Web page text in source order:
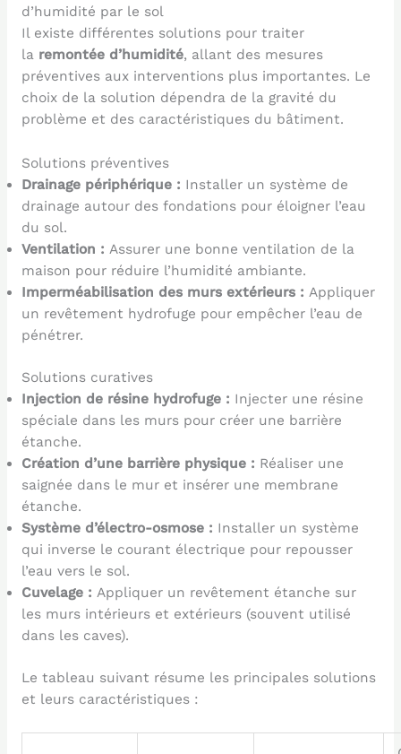
d’humidité par le sol
Il existe différentes solutions pour traiter
la remontée d’humidité, allant des mesures
préventives aux interventions plus importantes. Le
choix de la solution dépendra de la gravité du
problème et des caractéristiques du bâtiment.
Solutions préventives
Drainage périphérique : Installer un système de
drainage autour des fondations pour éloigner l’eau
du sol.
Ventilation : Assurer une bonne ventilation de la
maison pour réduire l’humidité ambiante.
Imperméabilisation des murs extérieurs : Appliquer
un revêtement hydrofuge pour empêcher l’eau de
pénétrer.
Solutions curatives
Injection de résine hydrofuge : Injecter une résine
spéciale dans les murs pour créer une barrière
étanche.
Création d’une barrière physique : Réaliser une
saignée dans le mur et insérer une membrane
étanche.
Système d’électro-osmose : Installer un système
qui inverse le courant électrique pour repousser
l’eau vers le sol.
Cuvelage : Appliquer un revêtement étanche sur
les murs intérieurs et extérieurs (souvent utilisé
dans les caves).
Le tableau suivant résume les principales solutions
et leurs caractéristiques :